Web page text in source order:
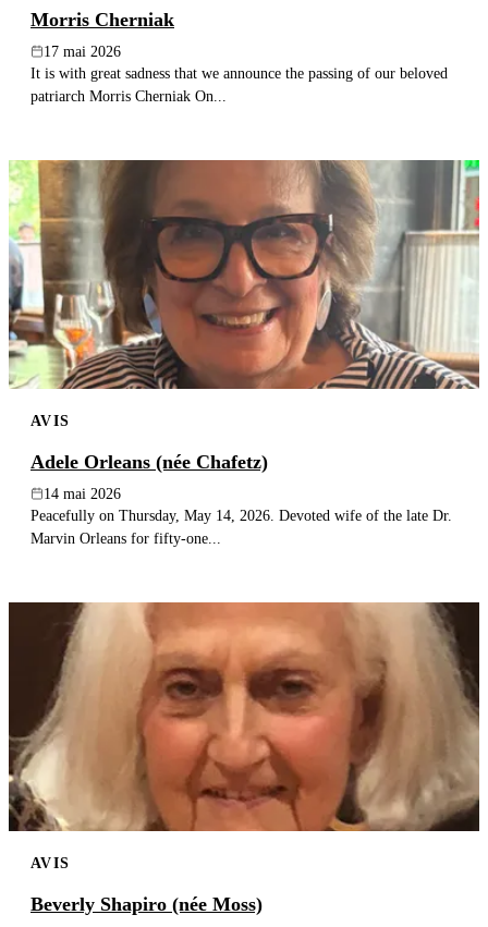
Morris Cherniak
17 mai 2026
It is with great sadness that we announce the passing of our beloved
patriarch Morris Cherniak On...
AVIS
Adele Orleans (née Chafetz)
14 mai 2026
Peacefully on Thursday, May 14, 2026. Devoted wife of the late Dr.
Marvin Orleans for fifty-one...
AVIS
Beverly Shapiro (née Moss)